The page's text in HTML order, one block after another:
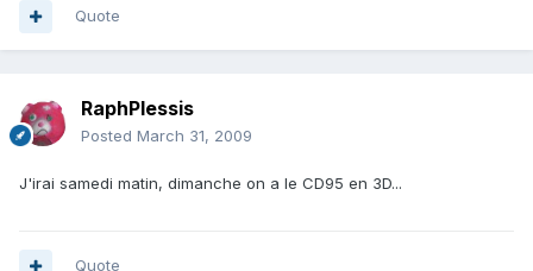
Quote
RaphPlessis
Posted March 31, 2009
J'irai samedi matin, dimanche on a le CD95 en 3D...
Quote